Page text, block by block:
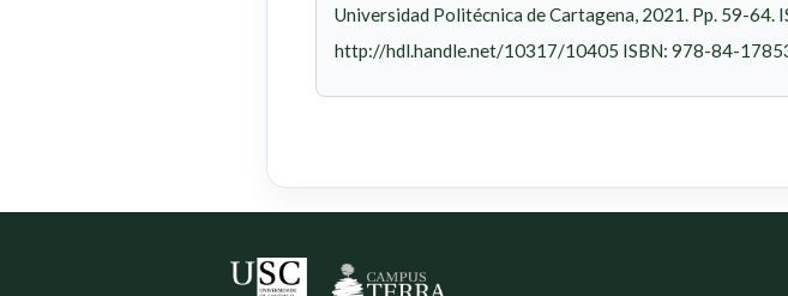
Universidad Politécnica de Cartagena, 2021. Pp. 59-
http://hdl.handle.net/10317/10405 ISBN: 978-84-